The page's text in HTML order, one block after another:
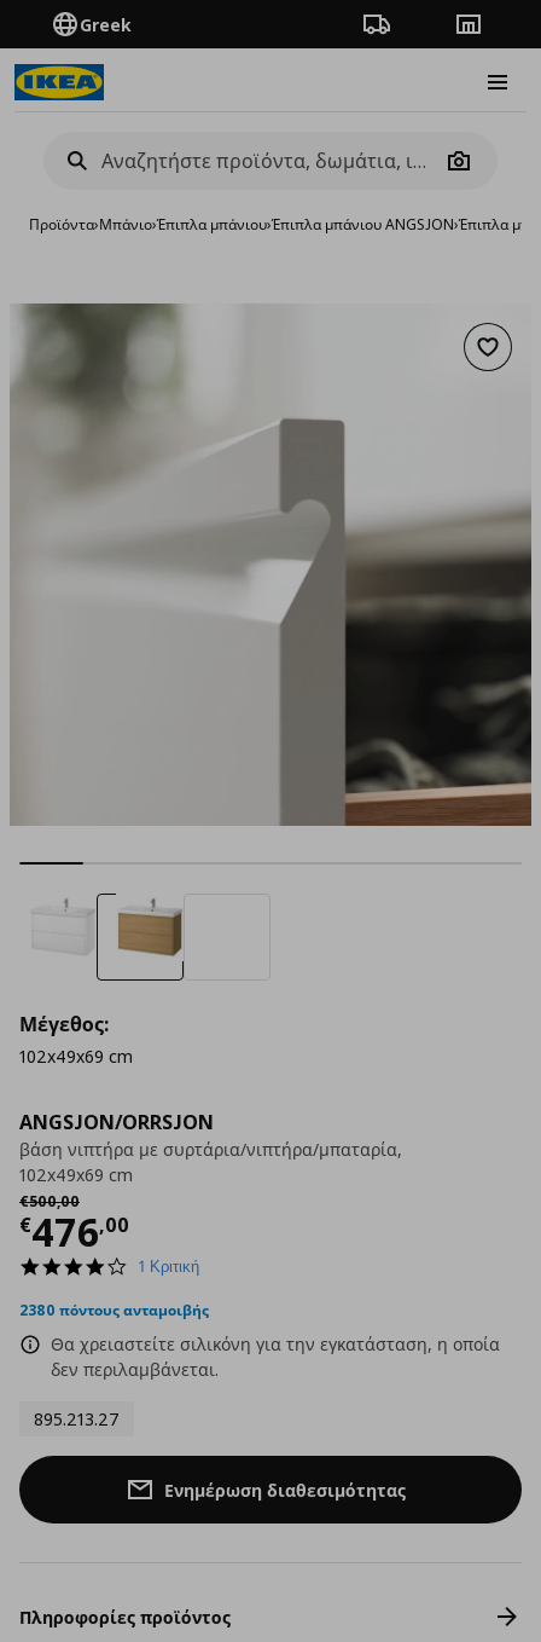
Greek Πορεία παραγγελίας
Camera
Προϊόντα›Μπάνιο›Έπιπλα μπάνιου›Έπιπλα μπάνιου ANGSJON›Έπιπλα
ANGSJON/ORRSJON
βάση νιπτήρα με συρτάρια/νιπτήρα/μπαταρία,
102x49x69 cm
€500,00
Αρχική τιμή
€476,00
Τρέχουσα τιμή
4.0
rating
1 Κριτική
2380 πόντους ανταμοιβής
Θα χρειαστείτε σιλικόνη για την εγκατάσταση, η οποία
δεν περιλαμβάνεται.
895.213.27
Μέγεθος:
102x49x69 cm
Ενημέρωση διαθεσιμότητας
Πληροφορίες προϊόντος